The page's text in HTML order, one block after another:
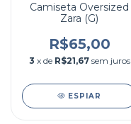
Camiseta Oversized
Zara (G)
R$65,00
3 x de R$21,67 sem juros
ESPIAR